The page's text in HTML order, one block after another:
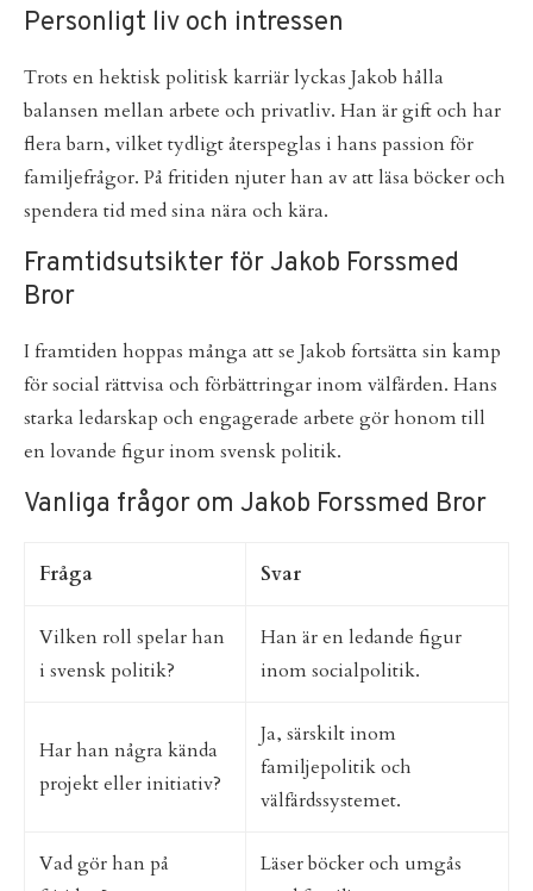
Personligt liv och intressen
Trots en hektisk politisk karriär lyckas Jakob hålla
balansen mellan arbete och privatliv. Han är gift och har
flera barn, vilket tydligt återspeglas i hans passion för
familjefrågor. På fritiden njuter han av att läsa böcker och
spendera tid med sina nära och kära.
Framtidsutsikter för Jakob Forssmed
Bror
I framtiden hoppas många att se Jakob fortsätta sin kamp
för social rättvisa och förbättringar inom välfärden. Hans
starka ledarskap och engagerade arbete gör honom till
en lovande figur inom svensk politik.
Vanliga frågor om Jakob Forssmed Bror
Fråga Svar
Vilken roll spelar han
i svensk politik?
Han är en ledande figur
inom socialpolitik.
Har han några kända
projekt eller initiativ?
Ja, särskilt inom
familjepolitik och
välfärdssystemet.
Vad gör han på
Läser böcker och umgås